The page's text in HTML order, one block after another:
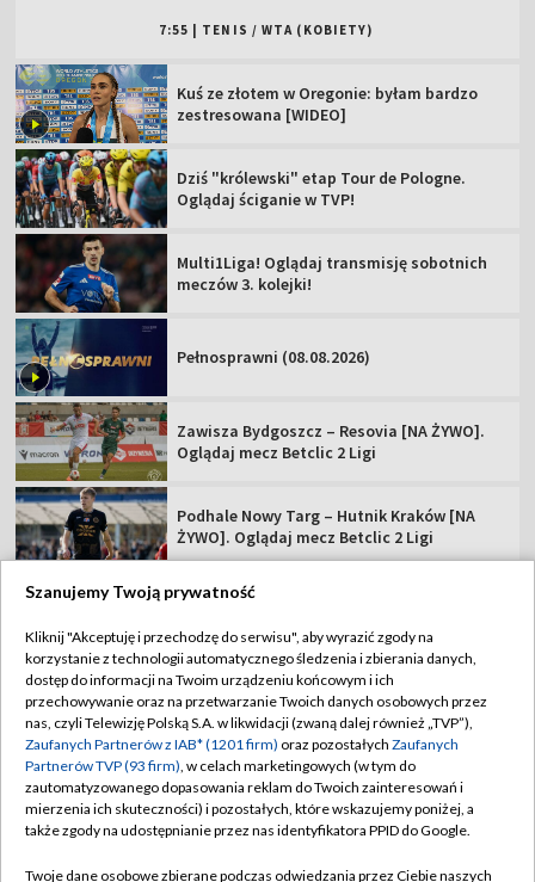
7:55 TENIS / WTA (KOBIETY)
Kuś ze złotem w Oregonie: byłam bardzo
zestresowana [WIDEO]
Dziś "królewski" etap Tour de Pologne.
Oglądaj ściganie w TVP!
Multi1Liga! Oglądaj transmisję sobotnich
meczów 3. kolejki!
Pełnosprawni (08.08.2026)
Zawisza Bydgoszcz – Resovia [NA ŻYWO].
Oglądaj mecz Betclic 2 Ligi
Podhale Nowy Targ – Hutnik Kraków [NA
ŻYWO]. Oglądaj mecz Betclic 2 Ligi
TVP
Abonament TVP
Sklep TVP
Biuro Reklamy
Oferta Handlowa
Regulamin TVP
Polityka prywatności
Moje zgody
Biuro reklamy
Szanujemy Twoją prywatność
Kliknij "Akceptuję i przechodzę do serwisu", aby wyrazić zgody na
korzystanie z technologii automatycznego śledzenia i zbierania danych,
dostęp do informacji na Twoim urządzeniu końcowym i ich
przechowywanie oraz na przetwarzanie Twoich danych osobowych przez
nas, czyli Telewizję Polską S.A. w likwidacji (zwaną dalej również „TVP”),
Zaufanych Partnerów z IAB* (1201 firm) oraz pozostałych Zaufanych
Partnerów TVP (93 firm), w celach marketingowych (w tym do
zautomatyzowanego dopasowania reklam do Twoich zainteresowań i
mierzenia ich skuteczności) i pozostałych, które wskazujemy poniżej, a
także zgody na udostępnianie przez nas identyfikatora PPID do Google.
Twoje dane osobowe zbierane podczas odwiedzania przez Ciebie naszych